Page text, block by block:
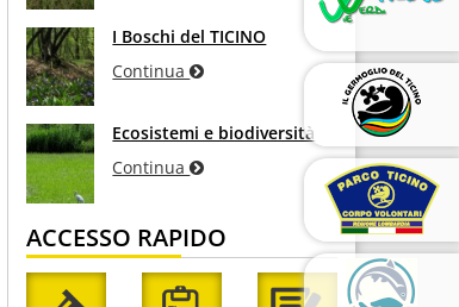
I Boschi del TICINO
Continua
Ecosistemi e biodiversità
Continua
ACCESSO RAPIDO